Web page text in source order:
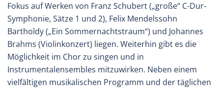
Fokus auf Werken von Franz Schubert („große“ C-Dur-
Symphonie, Sätze 1 und 2), Felix Mendelssohn
Bartholdy („Ein Sommernachtstraum“) und Johannes
Brahms (Violinkonzert) liegen. Weiterhin gibt es die
Möglichkeit im Chor zu singen und in
Instrumentalensembles mitzuwirken. Neben einem
vielfältigen musikalischen Programm und der täglichen